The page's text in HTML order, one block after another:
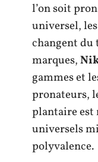
l’on soit
universel,
changent du
marques,
gammes et
pronateurs,
plantaire est
universels
polyvalence.